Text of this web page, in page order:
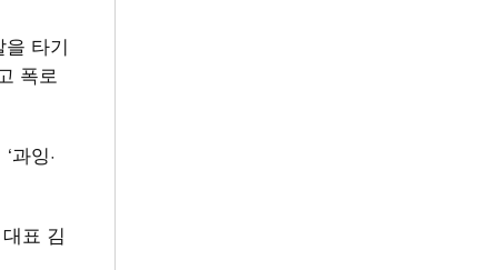
타기
폭로
과잉·
표 김